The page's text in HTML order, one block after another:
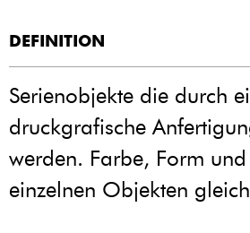
DEFINITION
Serienobjekte die durch
druckgrafische
werden. Farbe, Form
einzelnen Objekten